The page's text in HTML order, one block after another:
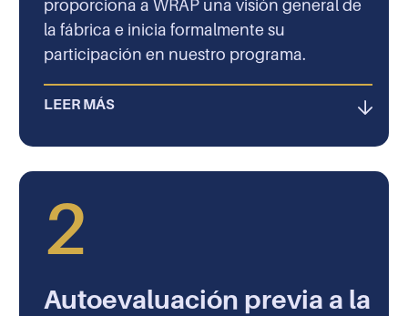
proporciona a WRAP una visión general de
la fábrica e inicia formalmente su
participación en nuestro programa.
LEER MÁS
2
Autoevaluación previa a la